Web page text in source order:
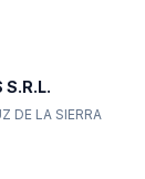
S.R.L.
DE LA SIERRA